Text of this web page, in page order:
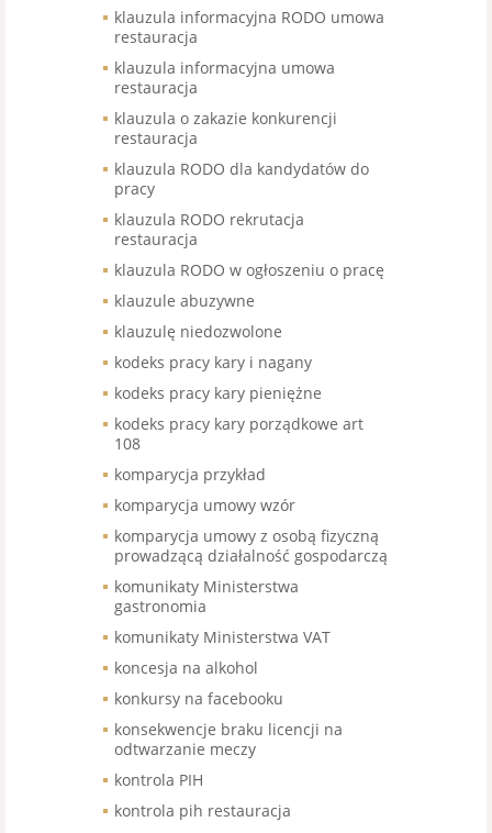
klauzula informacyjna RODO umowa
restauracja
klauzula informacyjna umowa
restauracja
klauzula o zakazie konkurencji
restauracja
klauzula RODO dla kandydatów do
pracy
klauzula RODO rekrutacja
restauracja
klauzula RODO w ogłoszeniu o pracę
klauzule abuzywne
klauzulę niedozwolone
kodeks pracy kary i nagany
kodeks pracy kary pieniężne
kodeks pracy kary porządkowe art
108
komparycja przykład
komparycja umowy wzór
komparycja umowy z osobą fizyczną
prowadzącą działalność gospodarczą
komunikaty Ministerstwa
gastronomia
komunikaty Ministerstwa VAT
koncesja na alkohol
konkursy na facebooku
konsekwencje braku licencji na
odtwarzanie meczy
kontrola PIH
kontrola pih restauracja